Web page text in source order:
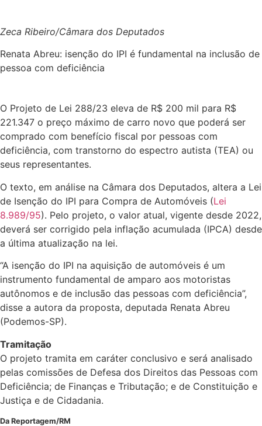
Zeca Ribeiro/Câmara dos Deputados
Renata Abreu: isenção do IPI é fundamental na inclusão de
pessoa com deficiência
O Projeto de Lei 288/23 eleva de R$ 200 mil para R$
221.347 o preço máximo de carro novo que poderá ser
comprado com benefício fiscal por pessoas com
deficiência, com transtorno do espectro autista (TEA) ou
seus representantes.
O texto, em análise na Câmara dos Deputados, altera a Lei
de Isenção do IPI para Compra de Automóveis (Lei
8.989/95). Pelo projeto, o valor atual, vigente desde 2022,
deverá ser corrigido pela inflação acumulada (IPCA) desde
a última atualização na lei.
“A isenção do IPI na aquisição de automóveis é um
instrumento fundamental de amparo aos motoristas
autônomos e de inclusão das pessoas com deficiência”,
disse a autora da proposta, deputada Renata Abreu
(Podemos-SP).
Tramitação
O projeto tramita em caráter conclusivo e será analisado
pelas comissões de Defesa dos Direitos das Pessoas com
Deficiência; de Finanças e Tributação; e de Constituição e
Justiça e de Cidadania.
Da Reportagem/RM